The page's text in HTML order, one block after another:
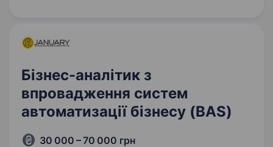
Бізнес-аналітик з
впровадження систем
автоматизації бізнесу (BAS)
30 000 – 70 000 грн